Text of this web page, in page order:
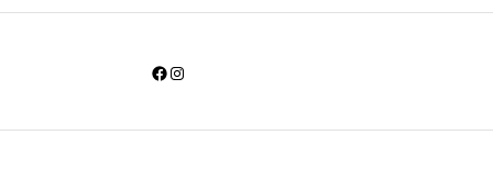
Facebook
Instagram